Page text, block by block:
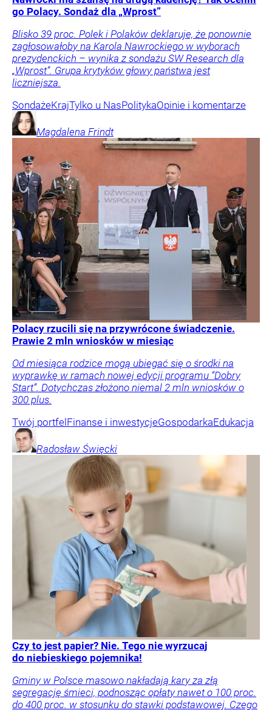
go Polacy. Sondaż dla „Wprost”
Blisko 39 proc. Polek i Polaków deklaruje, że ponownie
zagłosowałoby na Karola Nawrockiego w wyborach
prezydenckich – wynika z sondażu SW Research dla
„Wprost”. Grupa krytyków głowy państwa jest
liczniejsza.
SondażeKrajTylko u NasPolitykaOpinie i komentarze
Magdalena Frindt
Polacy rzucili się na przywrócone świadczenie.
Prawie 2 mln wniosków w miesiąc
Od miesiąca rodzice mogą ubiegać się o środki na
wyprawkę w ramach nowej edycji programu “Dobry
Start”. Dotychczas złożono niemal 2 mln wniosków o
300 plus.
Twój portfel Finanse i inwestycjeGospodarkaEdukacja
Radosław Święcki
Czy to jest papier? Nie. Tego nie wyrzucaj
do niebieskiego pojemnika!
Gminy w Polsce masowo nakładają kary za złą
segregację śmieci, podnosząc opłaty nawet o 100 proc.
do 400 proc. w stosunku do stawki podstawowej. Czego